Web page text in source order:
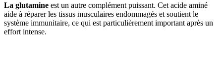
La glutamine est un autre complément puissant. Cet acide aminé
aide à réparer les tissus musculaires endommagés et soutient le
système immunitaire, ce qui est particulièrement important après un
effort intense.